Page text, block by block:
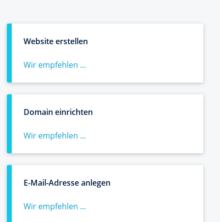
Website erstellen
Wir empfehlen ...
Domain einrichten
Wir empfehlen ...
E-Mail-Adresse anlegen
Wir empfehlen ...